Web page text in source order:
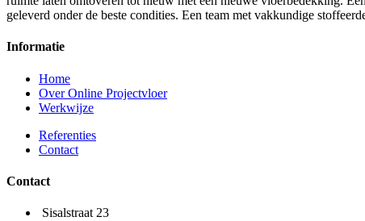
geleverd onder de beste condities. Een team met vakkundige
Informatie
Home
Over Online Projectvloer
Werkwijze
Referenties
Contact
Contact
Sisalstraat 23